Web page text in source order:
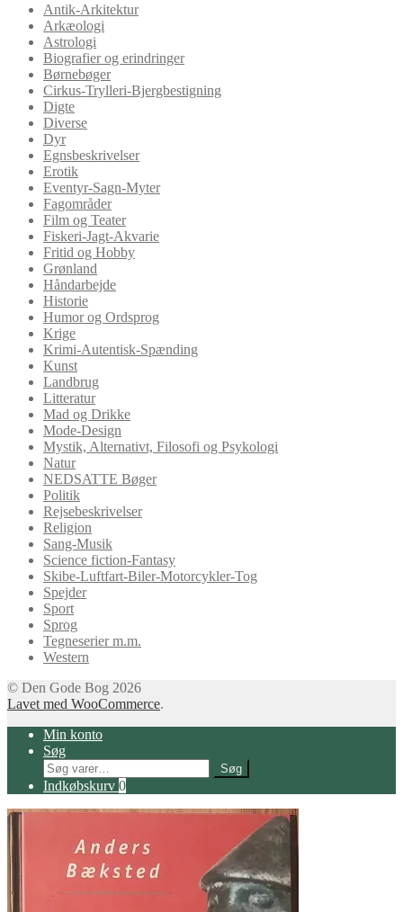
Antik-Arkitektur
Arkæologi
Astrologi
Biografier og erindringer
Børnebøger
Cirkus-Trylleri-Bjergbestigning
Digte
Diverse
Dyr
Egnsbeskrivelser
Erotik
Eventyr-Sagn-Myter
Fagområder
Film og Teater
Fiskeri-Jagt-Akvarie
Fritid og Hobby
Grønland
Håndarbejde
Historie
Humor og Ordsprog
Krige
Krimi-Autentisk-Spænding
Kunst
Landbrug
Litteratur
Mad og Drikke
Mode-Design
Mystik, Alternativt, Filosofi og Psykologi
Natur
NEDSATTE Bøger
Politik
Rejsebeskrivelser
Religion
Sang-Musik
Science fiction-Fantasy
Skibe-Luftfart-Biler-Motorcykler-Tog
Spejder
Sport
Sprog
Tegneserier m.m.
Western
© Den Gode Bog 2026
Lavet med WooCommerce.
Min konto
Søg
Søg
efter:
Søg
Indkøbskurv 0